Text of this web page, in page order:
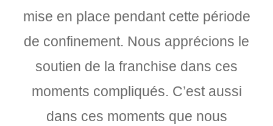
mise en place pendant cette période
de confinement. Nous apprécions le
soutien de la franchise dans ces
moments compliqués. C’est aussi
dans ces moments que nous